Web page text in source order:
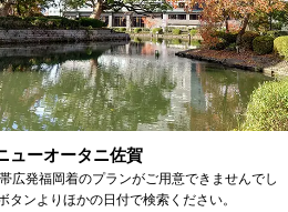
ューオータニ佐賀
広発福岡着のプランがご用意できませんでし
タンよりほかの日付で検索ください。